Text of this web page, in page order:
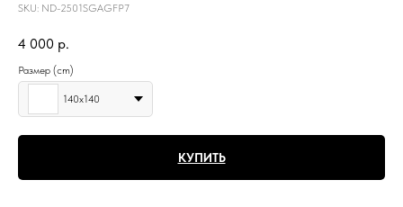
SKU: ND-2501SGAGFP7
4 000 р.
Размер (cm)
140х140
КУПИТЬ